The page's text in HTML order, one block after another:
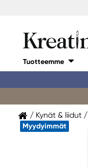
Tuotteemme
Kynät & liidut
Myydyimmät